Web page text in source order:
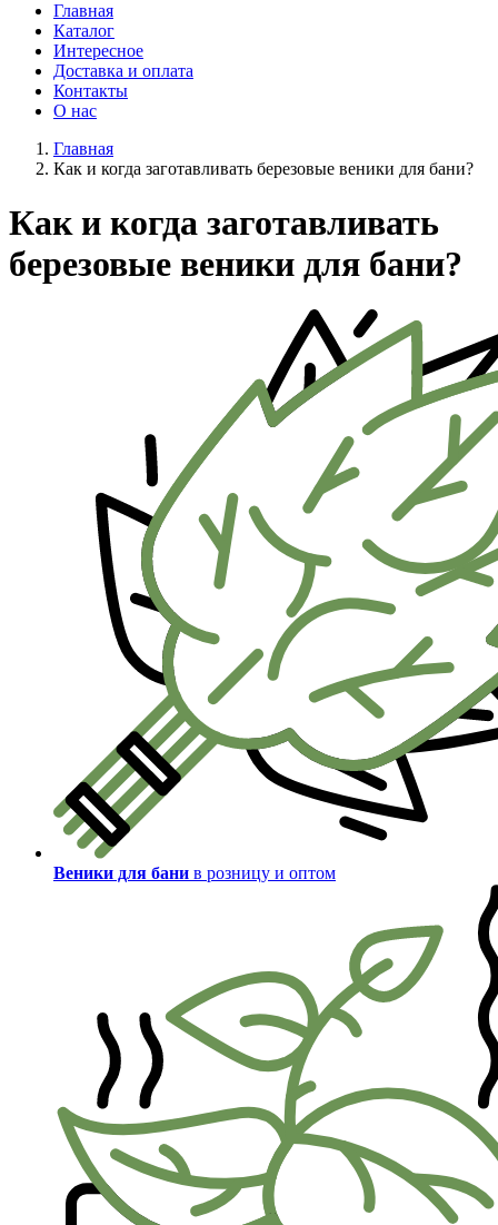
Главная
Каталог
Интересное
Доставка и оплата
Контакты
О нас
Главная
Как и когда заготавливать березовые веники для бани?
Как и когда заготавливать
березовые веники для бани?
Веники для бани в розницу и оптом